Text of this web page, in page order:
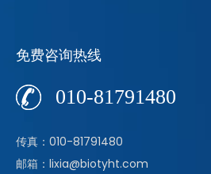
免费咨询热线
010-81791480
传真：010-81791480
邮箱：lixia@biotyht.com